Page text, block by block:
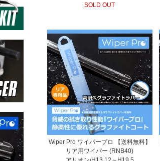
SOLD OUT
Wiper Pro ワイパープロ 【送料無料】
リア用ワイパー (RNB40)